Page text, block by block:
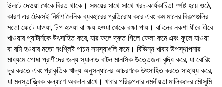
উলটে দেওয়া থেকে বিরত থাকে। সময়ের সাথে সাথে খরচ-কার্যকারিতা স্পষ্ট হয়ে ওঠে,
কারণ এর টেকসই নির্মাণ দৈনিক ব্যবহারের প্রতিরোধ করে এবং কম মানের বিকল্পগুলির
মতো ফেটে যাওয়া, চিপ হওয়া বা ক্ষয় হওয়া থেকে রক্ষা পায়। বাটলের নকশা ধীরে ধীরে
খাওয়ার প্যাটার্নকে উৎসাহিত করে, যার ফলে দ্রুত গিলে ফেলা কমে এবং ফুলে যাওয়া
বা বমি হওয়ার মতো সংশ্লিষ্ট পাচন সমস্যাগুলি কমে। বিভিন্ন খাবার উপস্থাপনার
মাধ্যমে পোষা প্রাণীদের জন্য স্যালাড বাটল মানসিক উত্তেজনা বৃদ্ধি করে, যা বোরিং
দূর করতে এবং প্রাকৃতিক খাদ্য অনুসন্ধানের আচরণকে উৎসাহিত করতে সাহায্য করে,
যা মনস্তাত্ত্বিক কল্যাণে অবদান রাখে। খাবার পরিকল্পনার নমনীয়তা মালিকদের মৌসুমি